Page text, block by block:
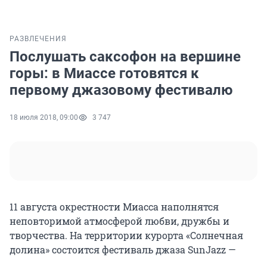
РАЗВЛЕЧЕНИЯ
Послушать саксофон на вершине
горы: в Миассе готовятся к
первому джазовому фестивалю
18 июля 2018, 09:00 3 747
11 августа окрестности Миасса наполнятся
неповторимой атмосферой любви, дружбы и
творчества. На территории курорта «Солнечная
долина» состоится фестиваль джаза SunJazz —